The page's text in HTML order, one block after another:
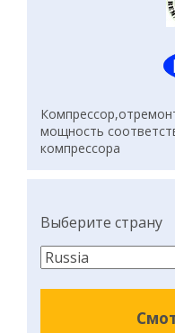
мощность
компрессора
Выберите страну